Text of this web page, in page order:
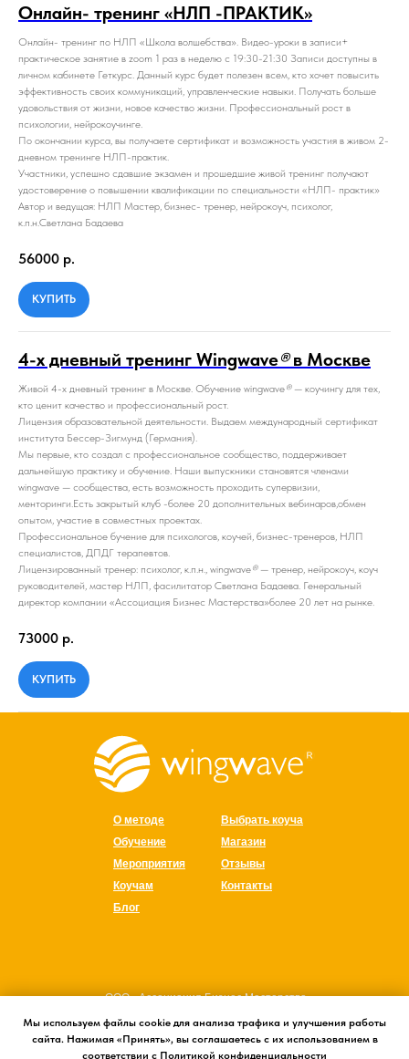
Онлайн- тренинг «НЛП -ПРАКТИК»
Онлайн- тренинг по НЛП «Школа волшебства». Видео-уроки в записи+
практическое занятие в zoom 1 раз в неделю с 19:30-21:30 Записи доступны в
личном кабинете Геткурс. Данный курс будет полезен всем, кто хочет повысить
эффективность своих коммуникаций, управленческие навыки. Получать больше
удовольствия от жизни, новое качество жизни. Профессиональный рост в
психологии, нейрокоучинге.
По окончании курса, вы получаете сертификат и возможность участия в живом 2-
дневном тренинге НЛП-практик.
Участники, успешно сдавшие экзамен и прошедшие живой тренинг получают
удостоверение о повышении квалификации по специальности «НЛП- практик»
Автор и ведущая: НЛП Мастер, бизнес- тренер, нейрокоуч, психолог,
к.п.н.Светлана Бадаева
56000 р.
КУПИТЬ
4-х дневный тренинг Wingwave®в Москве
Живой 4-х дневный тренинг в Москве. Обучение wingwave®— коучингу для тех,
кто ценит качество и профессиональный рост.
Лицензия образовательной деятельности. Выдаем международный сертификат
института Бессер-Зигмунд (Германия).
Мы первые, кто создал c профессиональное сообщество, поддерживает
дальнейшую практику и обучение. Наши выпускники становятся членами
wingwave — сообщества, есть возможность проходить супервизии,
менторинги.Есть закрытый клуб -более 20 дополнительных вебинаров,обмен
опытом, участие в совместных проектах.
Профессиональное бучение для психологов, коучей, бизнес-тренеров, НЛП
специалистов, ДПДГ терапевтов.
Лицензированный тренер: психолог, к.п.н., wingwave®— тренер, нейрокоуч, коуч
руководителей, мастер НЛП, фасилитатор Светлана Бадаева. Генеральный
директор компании «Ассоциация Бизнес Мастерства»более 20 лет на рынке.
73000 р.
КУПИТЬ
О методе
Обучение
Мероприятия
Коучам
Блог
Выбрать коуча
Магазин
Отзывы
Контакты
ООО «Ассоциация Бизнес Мастерства»
ИНН 7705568003
КПП 772501001
Мы используем файлы cookie для анализа трафика и улучшения работы
сайта. Нажимая «Принять», вы соглашаетесь с их использованием в
соответствии с Политикой конфиденциальности